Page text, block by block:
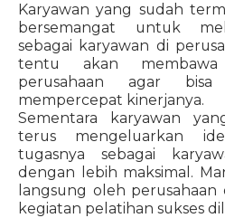
Karyawan yang sudah
bersemangat untuk
sebagai karyawan di
tentu akan
perusahaan agar
mempercepat kinerjanya.
Sementara karyawan
terus mengeluarkan
tugasnya sebagai
dengan lebih maksimal.
langsung oleh
kegiatan pelatihan sukses